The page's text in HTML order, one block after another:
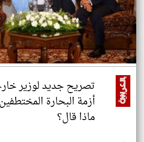
تصريح جديد لوزير
أزمة البحارة
ماذا قال؟